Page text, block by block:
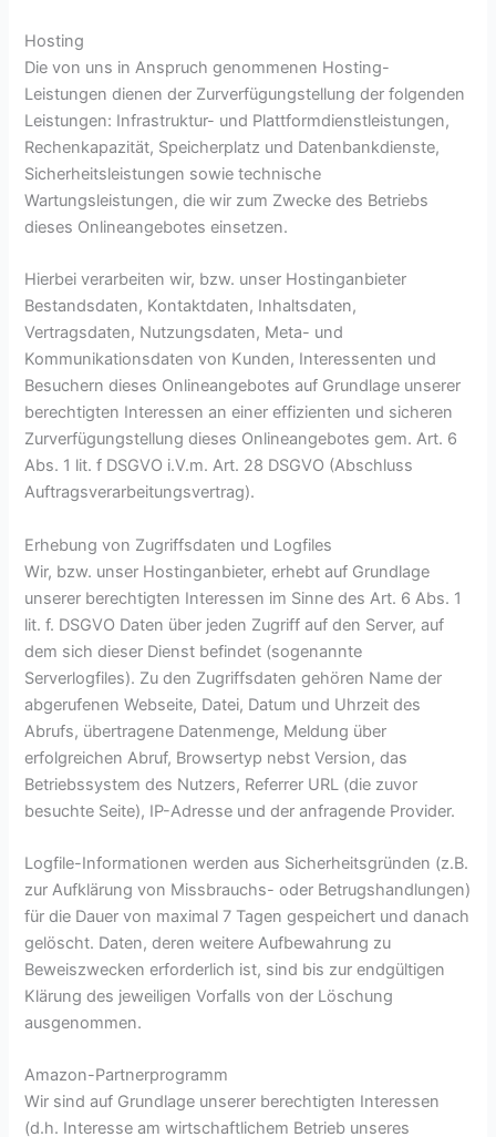
Hosting
Die von uns in Anspruch genommenen Hosting-
Leistungen dienen der Zurverfügungstellung der folgenden
Leistungen: Infrastruktur- und Plattformdienstleistungen,
Rechenkapazität, Speicherplatz und Datenbankdienste,
Sicherheitsleistungen sowie technische
Wartungsleistungen, die wir zum Zwecke des Betriebs
dieses Onlineangebotes einsetzen.
Hierbei verarbeiten wir, bzw. unser Hostinganbieter
Bestandsdaten, Kontaktdaten, Inhaltsdaten,
Vertragsdaten, Nutzungsdaten, Meta- und
Kommunikationsdaten von Kunden, Interessenten und
Besuchern dieses Onlineangebotes auf Grundlage unserer
berechtigten Interessen an einer effizienten und sicheren
Zurverfügungstellung dieses Onlineangebotes gem. Art. 6
Abs. 1 lit. f DSGVO i.V.m. Art. 28 DSGVO (Abschluss
Auftragsverarbeitungsvertrag).
Erhebung von Zugriffsdaten und Logfiles
Wir, bzw. unser Hostinganbieter, erhebt auf Grundlage
unserer berechtigten Interessen im Sinne des Art. 6 Abs. 1
lit. f. DSGVO Daten über jeden Zugriff auf den Server, auf
dem sich dieser Dienst befindet (sogenannte
Serverlogfiles). Zu den Zugriffsdaten gehören Name der
abgerufenen Webseite, Datei, Datum und Uhrzeit des
Abrufs, übertragene Datenmenge, Meldung über
erfolgreichen Abruf, Browsertyp nebst Version, das
Betriebssystem des Nutzers, Referrer URL (die zuvor
besuchte Seite), IP-Adresse und der anfragende Provider.
Logfile-Informationen werden aus Sicherheitsgründen (z.B.
zur Aufklärung von Missbrauchs- oder Betrugshandlungen)
für die Dauer von maximal 7 Tagen gespeichert und danach
gelöscht. Daten, deren weitere Aufbewahrung zu
Beweiszwecken erforderlich ist, sind bis zur endgültigen
Klärung des jeweiligen Vorfalls von der Löschung
ausgenommen.
Amazon-Partnerprogramm
Wir sind auf Grundlage unserer berechtigten Interessen
(d.h. Interesse am wirtschaftlichem Betrieb unseres